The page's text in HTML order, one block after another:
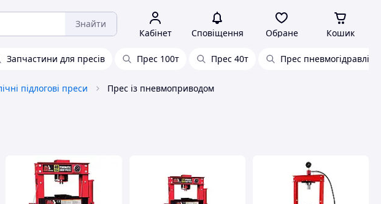
Знайти
Кабінет Сповіщення Обране Кошик
Запчастини для пресів Прес 100т Прес 40т Прес
підлогові преси Прес із пневмоприводом